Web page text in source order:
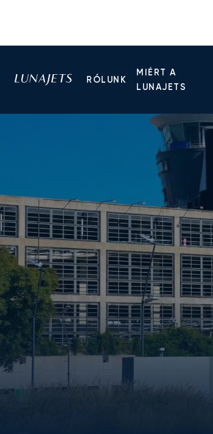
RÓLUNK
MIÉRT A
LUNAJETS